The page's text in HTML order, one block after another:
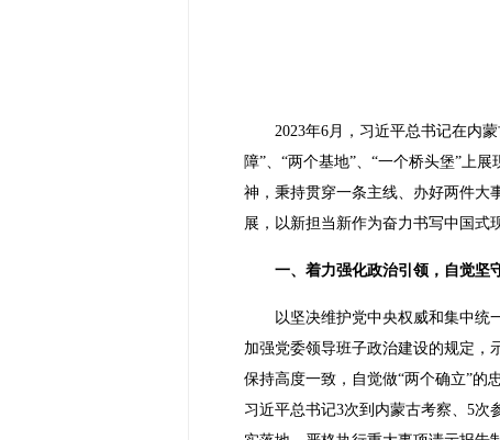
2023年6月，习近平总书记在内
障”、“两个基地”、“一个桥头堡”上
神，秉持贯穿一条主线、办好两件大
展，以新担当新作为奋力书写中国式
一、着力强化政治引领，自觉坚
以坚决维护党中央权威和集中统
加强党委领导班子政治建设的规定，
保持高度一致，自觉做“两个确立”的
习近平总书记3次到内蒙古考察、5